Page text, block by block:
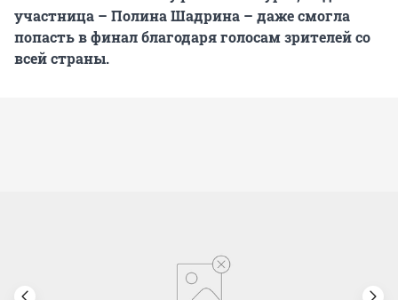
участница – Полина Шадрина – даже смогла
попасть в финал благодаря голосам зрителей со
всей страны.